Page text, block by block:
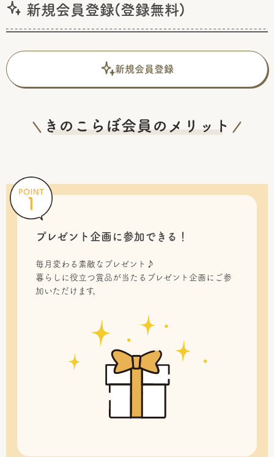
新規会員登録(登録無料)
新規会員登録
プレゼント企画に参加できる！
毎月変わる素敵なプレゼント♪
暮らしに役立つ賞品が当たるプレゼント企画にご参
加いただけます。